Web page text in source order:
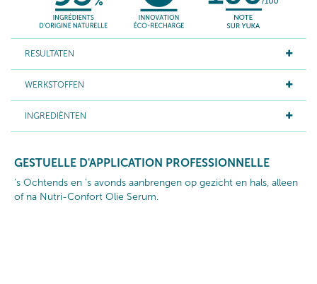
RESULTATEN
WERKSTOFFEN
INGREDIËNTEN
GESTUELLE D'APPLICATION PROFESSIONNELLE
's Ochtends en 's avonds aanbrengen op gezicht en hals, alleen
of na Nutri-Confort Olie Serum.